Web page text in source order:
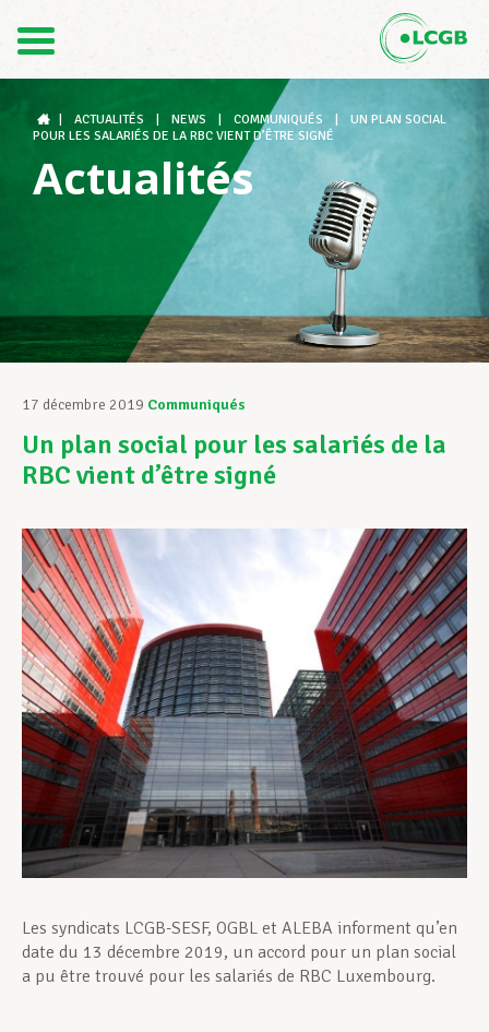
DE
Le LCGB
Structures syndicales
Assistance au Travail
Vos droits
Assistance en vie privée
Développement professionnel
Devenir Membre
Actualités
ACTUALITÉS NEWS COMMUNIQUÉS
UN PLAN SOCIAL
POUR LES SALARIÉS DE LA RBC VIENT D’ÊTRE SIGNÉ
Actualités
17 décembre 2019 Communiqués
Un plan social pour les salariés de la
RBC vient d’être signé
Les syndicats LCGB-SESF, OGBL et ALEBA informent qu’en
date du 13 décembre 2019, un accord pour un plan social
a pu être trouvé pour les salariés de RBC Luxembourg.